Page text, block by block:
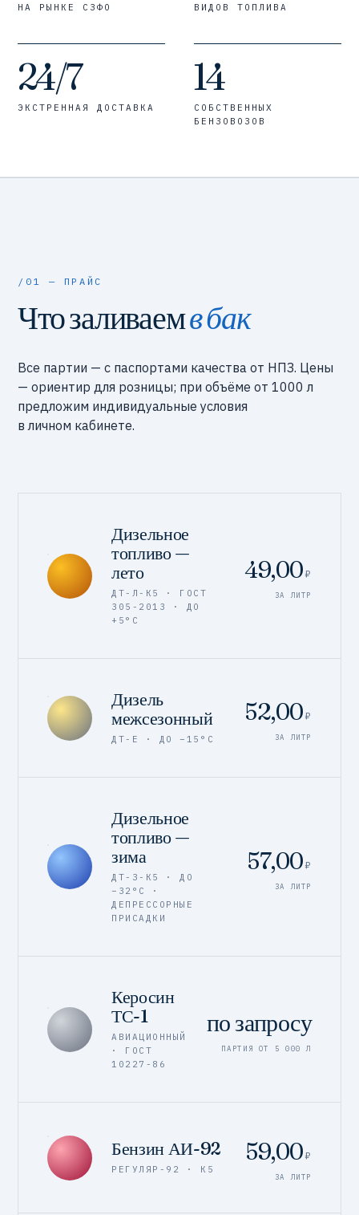
НА РЫНКЕ СЗФО ВИДОВ ТОПЛИВА
24/7
ЭКСТРЕННАЯ ДОСТАВКА
14
СОБСТВЕННЫХ
БЕНЗОВОЗОВ
/01 — ПРАЙС
Что заливаемв бак
Все партии — с паспортами качества от НПЗ. Цены
— ориентир для розницы; при объёме от 1000 л
предложим индивидуальные условия
в личном кабинете.
Дизельное
топливо —
лето
ДТ-Л-К5 · ГОСТ
305-2013 · ДО
+5°C
49,00₽
ЗА ЛИТР
Дизель
межсезонный
ДТ-Е · ДО −15°C
52,00₽
ЗА ЛИТР
Дизельное
топливо —
зима
ДТ-З-К5 · ДО
−32°C ·
ДЕПРЕССОРНЫЕ
ПРИСАДКИ
57,00₽
ЗА ЛИТР
Керосин
ТС-1
АВИАЦИОННЫЙ
· ГОСТ
10227-86
по запросу
ПАРТИЯ ОТ 5 000 Л
Бензин АИ-92
РЕГУЛЯР-92 · К5
59,00₽
ЗА ЛИТР